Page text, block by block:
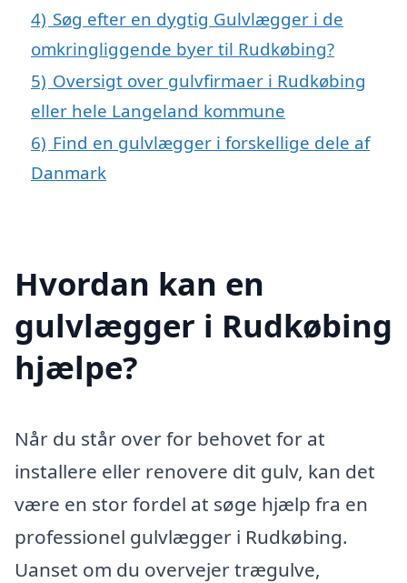
4) Søg efter en dygtig Gulvlægger i de
omkringliggende byer til Rudkøbing?
5) Oversigt over gulvfirmaer i Rudkøbing
eller hele Langeland kommune
6) Find en gulvlægger i forskellige dele af
Danmark
Hvordan kan en
gulvlægger i Rudkøbing
hjælpe?
Når du står over for behovet for at
installere eller renovere dit gulv, kan det
være en stor fordel at søge hjælp fra en
professionel gulvlægger i Rudkøbing.
Uanset om du overvejer trægulve,